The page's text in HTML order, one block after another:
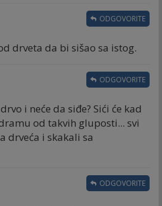
drveta da bi sišao sa istog.
ODGOVORITE
i neće da siđe? Sići će kad
od takvih gluposti... svi
drveća i skakali sa
ODGOVORITE
ODGOVORITE